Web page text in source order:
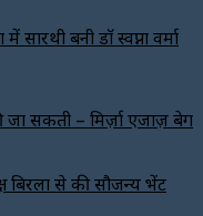
बनी डाॅ स्वप्ना वर्मा
सकती – मिर्ज़ा एजाज़ बेग
बिरला से की सौजन्य भेंट